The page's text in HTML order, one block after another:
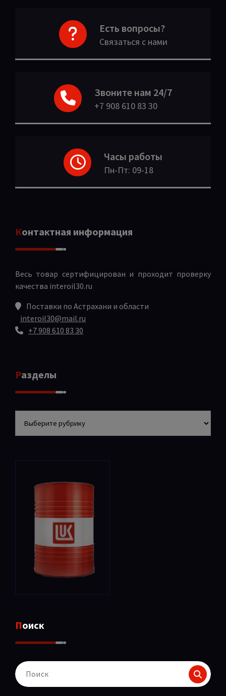
Есть вопросы?
Связаться с нами
Звоните нам 24/7
+7 908 610 83 30
Часы работы
Пн-Пт: 09-18
Контактная информация
Весь товар сертифицирован и проходит проверку
качества interoil30.ru
Поставки по Астрахани и области
interoil30@mail.ru
+7 908 610 83 30
Разделы
Поиск
Поиск
для: